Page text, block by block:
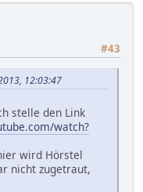
#43
12:03:47
stelle den Link
watch?
wird Hörstel
nicht zugetraut,